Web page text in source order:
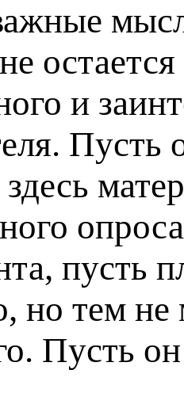
остается
и
Пусть
пусть
но тем не
Пусть